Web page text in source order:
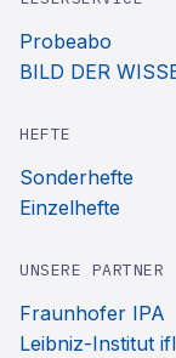
Probeabo
BILD DER
HEFTE
Sonderhefte
Einzelhefte
UNSERE PARTNER
Fraunhofer IPA
Leibniz-Institut ifl